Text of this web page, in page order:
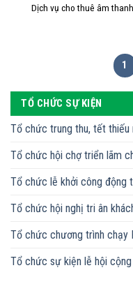
TỔ CHỨC SỰ KIỆN
Tổ chức trung thu, tết thiếu
Tổ chức hội chợ triển lãm
Tổ chức lễ khởi công động
Tổ chức hội nghị tri ân
Tổ chức chương trình chạy
Tổ chức sự kiện lễ hội
Dịch vụ cho thuê âm
1